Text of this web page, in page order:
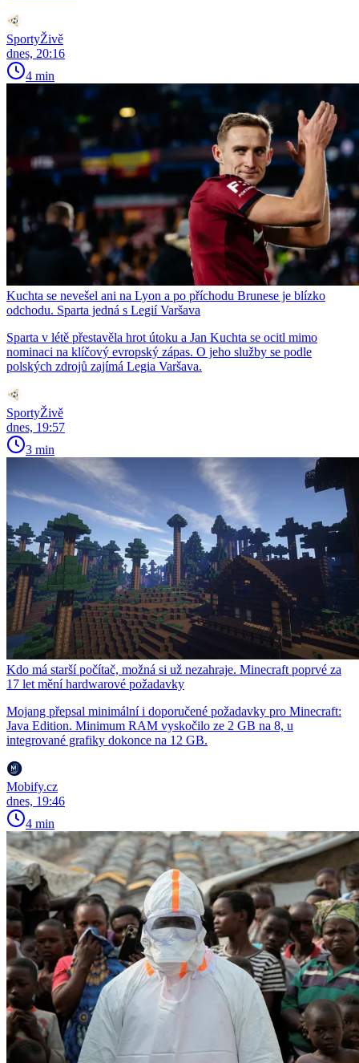
SportyŽivě
dnes, 20:16
4 min
Kuchta se nevešel ani na Lyon a po příchodu Brunese je blízko
odchodu. Sparta jedná s Legií Varšava
Sparta v létě přestavěla hrot útoku a Jan Kuchta se ocitl mimo
nominaci na klíčový evropský zápas. O jeho služby se podle
polských zdrojů zajímá Legia Varšava.
SportyŽivě
dnes, 19:57
3 min
Kdo má starší počítač, možná si už nezahraje. Minecraft poprvé za
17 let mění hardwarové požadavky
Mojang přepsal minimální i doporučené požadavky pro Minecraft:
Java Edition. Minimum RAM vyskočilo ze 2 GB na 8, u
integrované grafiky dokonce na 12 GB.
Mobify.cz
dnes, 19:46
4 min